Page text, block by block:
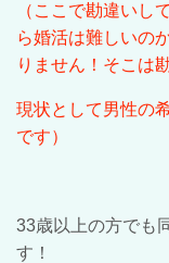
（ここで勘違いし
ら婚活は難しいの
りません！そこは
現状として男性の
です）
33歳以上の方でも
す！